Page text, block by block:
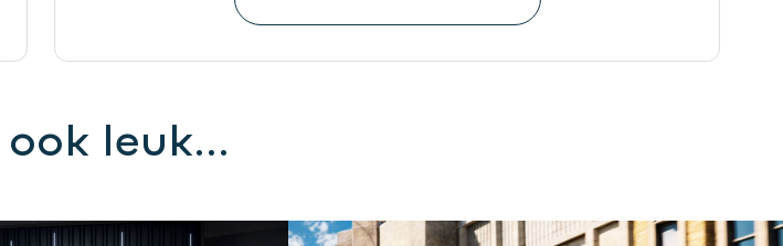
leuk...